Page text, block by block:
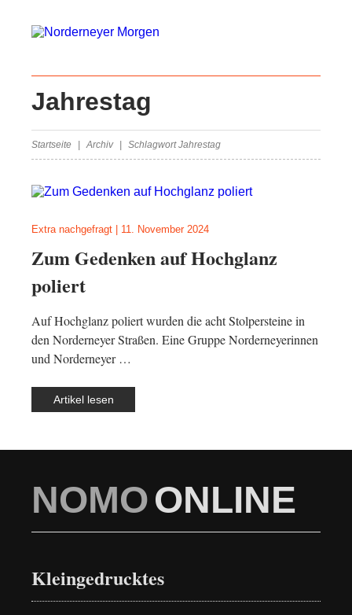
Jahrestag
Startseite Archiv Schlagwort Jahrestag
Extra nachgefragt 11. November 2024
Zum Gedenken auf Hochglanz
poliert
Auf Hochglanz poliert wurden die acht Stolpersteine in
den Norderneyer Straßen. Eine Gruppe Norderneyerinnen
und Norderneyer …
Artikel lesen
NOMOONLINE
Kleingedrucktes